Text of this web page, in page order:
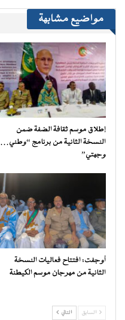
مواضيع مشابهة
إطلاق موسم ثقافة الضفة ضمن
النسخة الثانية من برنامج “وطني…
وجهتي”
أوجفت: افتتاح فعاليات النسخة
الثانية من مهرجان موسم الكيطنة
السابق التالي